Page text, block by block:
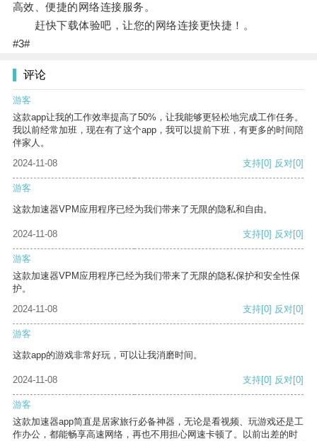
高效、便捷的网络连接服务。
赶快下载体验吧，让您的网络连接更快捷！。
#3#
评论
游客
这款app让我的工作效率提高了50%，让我能够更轻松地完成工作任务。
我以前经常加班，现在有了这个app，我可以提前下班，有更多的时间陪
伴家人。
2024-11-08
支持[0] 反对[0]
游客
这款加速器VPM应用程序已经为我们带来了无限的隐私和自由。
2024-11-08 支持[0] 反对[0]
游客
这款加速器VPM应用程序已经为我们带来了无限的隐私保护和安全性保
护。
2024-11-08
支持[0] 反对[0]
游客
这款app的游戏非常好玩，可以让我消磨时间。
2024-11-08 支持[0] 反对[0]
游客
这款加速器app简直是居家旅行必备神器，无论是看视频、玩游戏还是工
作办公，都能畅享高速网络，再也不用担心网速卡顿了。以前出差的时